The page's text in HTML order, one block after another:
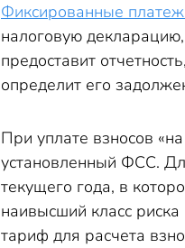
Фиксированные
налоговую
предоставит
определит его
При уплате взносов
установленный ФСС.
текущего года, в
наивысший класс
тариф для расчета